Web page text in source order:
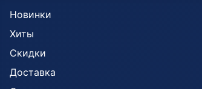
Новинки
Хиты
Скидки
Доставка